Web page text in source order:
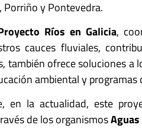
Porriño y Pontevedra.
Ríos en Galicia,
cauces fluviales,
también ofrece soluciones
ambiental y
en la actualidad, este
de los organismos